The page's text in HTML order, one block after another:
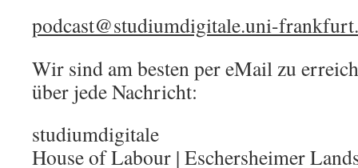
podcast@studiumdigitale.uni-
Wir sind am besten per eMail zu
über jede Nachricht:
studiumdigitale
House of Labour | Eschersheimer